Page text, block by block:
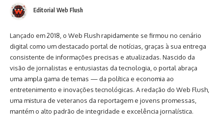
Editorial Web Flush
Lançado em 2018, o Web Flush rapidamente se firmou no cenário
digital como um destacado portal de notícias, graças à sua entrega
consistente de informações precisas e atualizadas. Nascido da
visão de jornalistas e entusiastas da tecnologia, o portal abraça
uma ampla gama de temas — da política e economia ao
entretenimento e inovações tecnológicas. A redação do Web Flush,
uma mistura de veteranos da reportagem e jovens promessas,
mantém o alto padrão de integridade e excelência jornalística.